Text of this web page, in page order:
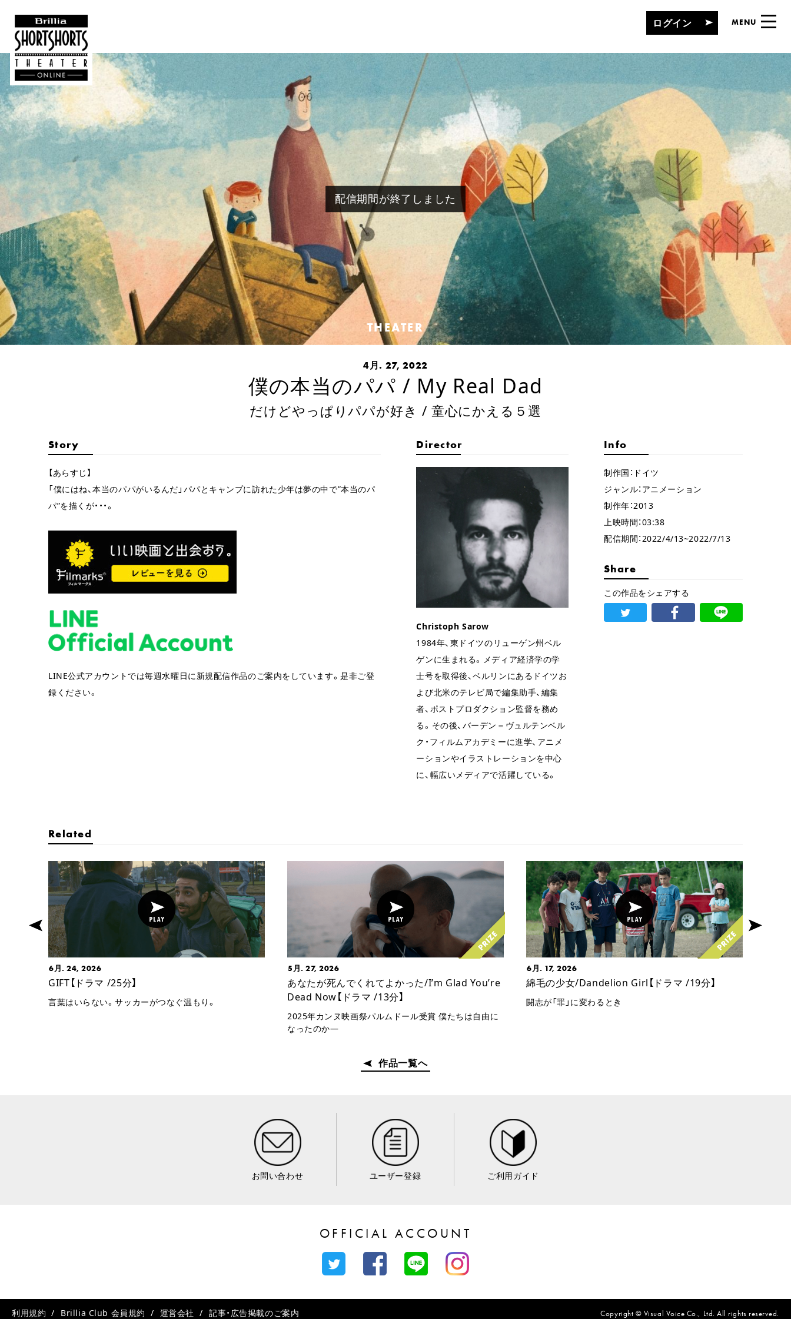
ログイン MENU
配信期間が終了しました
THEATER
4月. 27, 2022
僕の本当のパパ / My Real Dad
だけどやっぱりパパが好き / 童心にかえる５選
Story
【あらすじ】
「僕にはね、本当のパパがいるんだ」パパとキャンプに訪れた少年は夢の中で”本当のパ
パ”を描くが・・・。
LINE公式アカウントでは毎週水曜日に新規配信作品のご案内をしています。是非ご登
録ください。
Director
Christoph Sarow
1984年、東ドイツのリューゲン州ベル
ゲンに生まれる。メディア経済学の学
士号を取得後、ベルリンにあるドイツお
よび北米のテレビ局で編集助手、編集
者、ポストプロダクション監督を務め
る。その後、バーデン＝ヴュルテンベル
ク・フィルムアカデミーに進学、アニメ
ーションやイラストレーションを中心
に、幅広いメディアで活躍している。
Info
制作国：ドイツ
ジャンル：アニメーション
制作年：2013
上映時間：03:38
配信期間：2022/4/13~2022/7/13
Share
この作品をシェアする
Related
6月. 24, 2026
GIFT【ドラマ /25分】
言葉はいらない。サッカーがつなぐ温もり。
5月. 27, 2026
あなたが死んでくれてよかった/I’m Glad You’re
Dead Now【ドラマ /13分】
2025年カンヌ映画祭パルムドール受賞 僕たちは自由に
なったのか—
6月. 17, 2026
綿毛の少女/Dandelion Girl【ドラマ /19分】
闘志が「罪」に変わるとき
作品一覧へ
お問い合わせ ユーザー登録 ご利用ガイド
OFFICIAL ACCOUNT
利用規約 Brillia Club 会員規約 運営会社 記事・広告掲載のご案内 Copyright © Visual Voice Co., Ltd. All rights reserved.